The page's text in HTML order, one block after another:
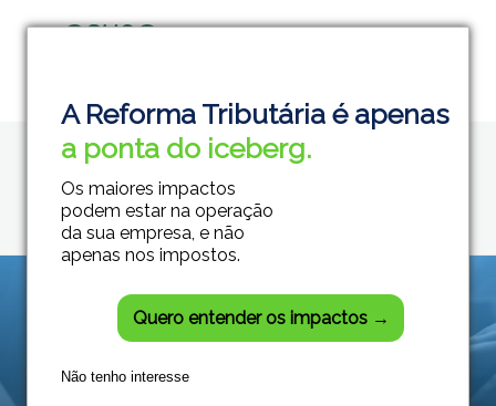
A Reforma Tributária é apenas
a ponta do iceberg.
Os maiores impactos
podem estar na operação
da sua empresa, e não
apenas nos impostos.
Quero entender os impactos →
Não tenho interesse
Grupo Módulos
Sistemas Contábeis e Empresariais
Posts tagged:
DIRF 2025